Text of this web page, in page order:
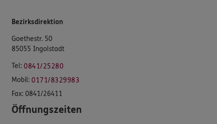
Bezirksdirektion
Goethestr. 50
85055 Ingolstadt
Tel: 0841/25280
Mobil: 0171/8329983
Fax: 0841/26411
Öffnungszeiten